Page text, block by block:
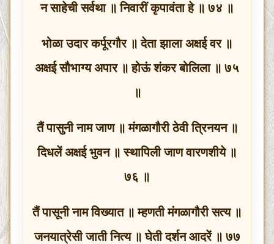
न साहेची सर्वथा ॥ निवारीं कृपावंता हे ॥ ७४ ॥
भोळा उदार कर्पूरगौर ॥ देता झाला अक्षई वर ॥
अक्षई सौभाग्य अपार ॥ होऊं शंकर बोलिला ॥ ७५
॥
तैं पासुनी नाम जाण ॥ मंगळागौरी ठेवी त्रिनयन ॥
दिधलें अक्षई भुवन ॥ स्थापिली जाण वारणशीये ॥
७६ ॥
तैं पासूनी नाम विख्यात ॥ म्हणती मंगळागौरी सत्य ॥
जनयात्रेसी जाती नित्य ॥ घेती दर्शन आदरें ॥ ७७